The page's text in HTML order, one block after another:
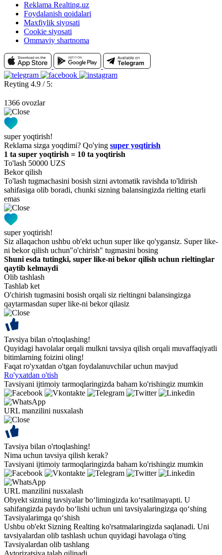
Reklama Realting.uz
Foydalanish qoidalari
Maxfiylik siyosati
Cookie siyosati
Ommaviy shartnoma
Reyting 4.9 / 5:
1366 ovozlar
super yoqtirish!
Reklama sizga yoqdimi? Qo'ying super yoqtirish
1 ta super yoqtirish = 10 ta yoqtirish
To'lash 50000 UZS
Bekor qilish
To'lash tugmachasini bosish sizni avtomatik ravishda to'ldirish
sahifasiga olib boradi, chunki sizning balansingizda rielting etarli
emas
super yoqtirish!
Siz allaqachon ushbu ob'ekt uchun super like qo'ygansiz. Super like-
ni bekor qilish uchun"o'chirish" tugmasini bosing
Shuni esda tutingki, super like-ni bekor qilish uchun rieltinglar
qaytib kelmaydi
Olib tashlash
Tashlab ket
O'chirish tugmasini bosish orqali siz rieltingni balansingizga
qaytarmasdan super like-ni bekor qilasiz
Tavsiya bilan o'rtoqlashing!
Quyidagi havolalar orqali mulkni tavsiya qilish orqali muvaffaqiyatli
bitimlarning foizini oling!
Faqat ro'yxatdan o'tgan foydalanuvchilar uchun mavjud
Ro'yxatdan o'tish
Tavsiyani ijtimoiy tarmoqlaringizda baham ko'rishingiz mumkin
URL manzilini nusxalash
Tavsiya bilan o'rtoqlashing!
Nima uchun tavsiya qilish kerak?
Tavsiyani ijtimoiy tarmoqlaringizda baham ko'rishingiz mumkin
URL manzilini nusxalash
Obyekt sizning tavsiyalar bo‘limingizda ko‘rsatilmayapti. U
sahifangizda paydo bo‘lishi uchun uni tavsiyalaringizga qo‘shing
Tavsiyalarimga qo‘shish
Ushbu ob'ekt Sizning Realting ko'rsatmalaringizda saqlanadi. Uni
tavsiyalardan olib tashlash uchun quyidagi havolaga o'ting
Tavsiyalardan olib tashlang